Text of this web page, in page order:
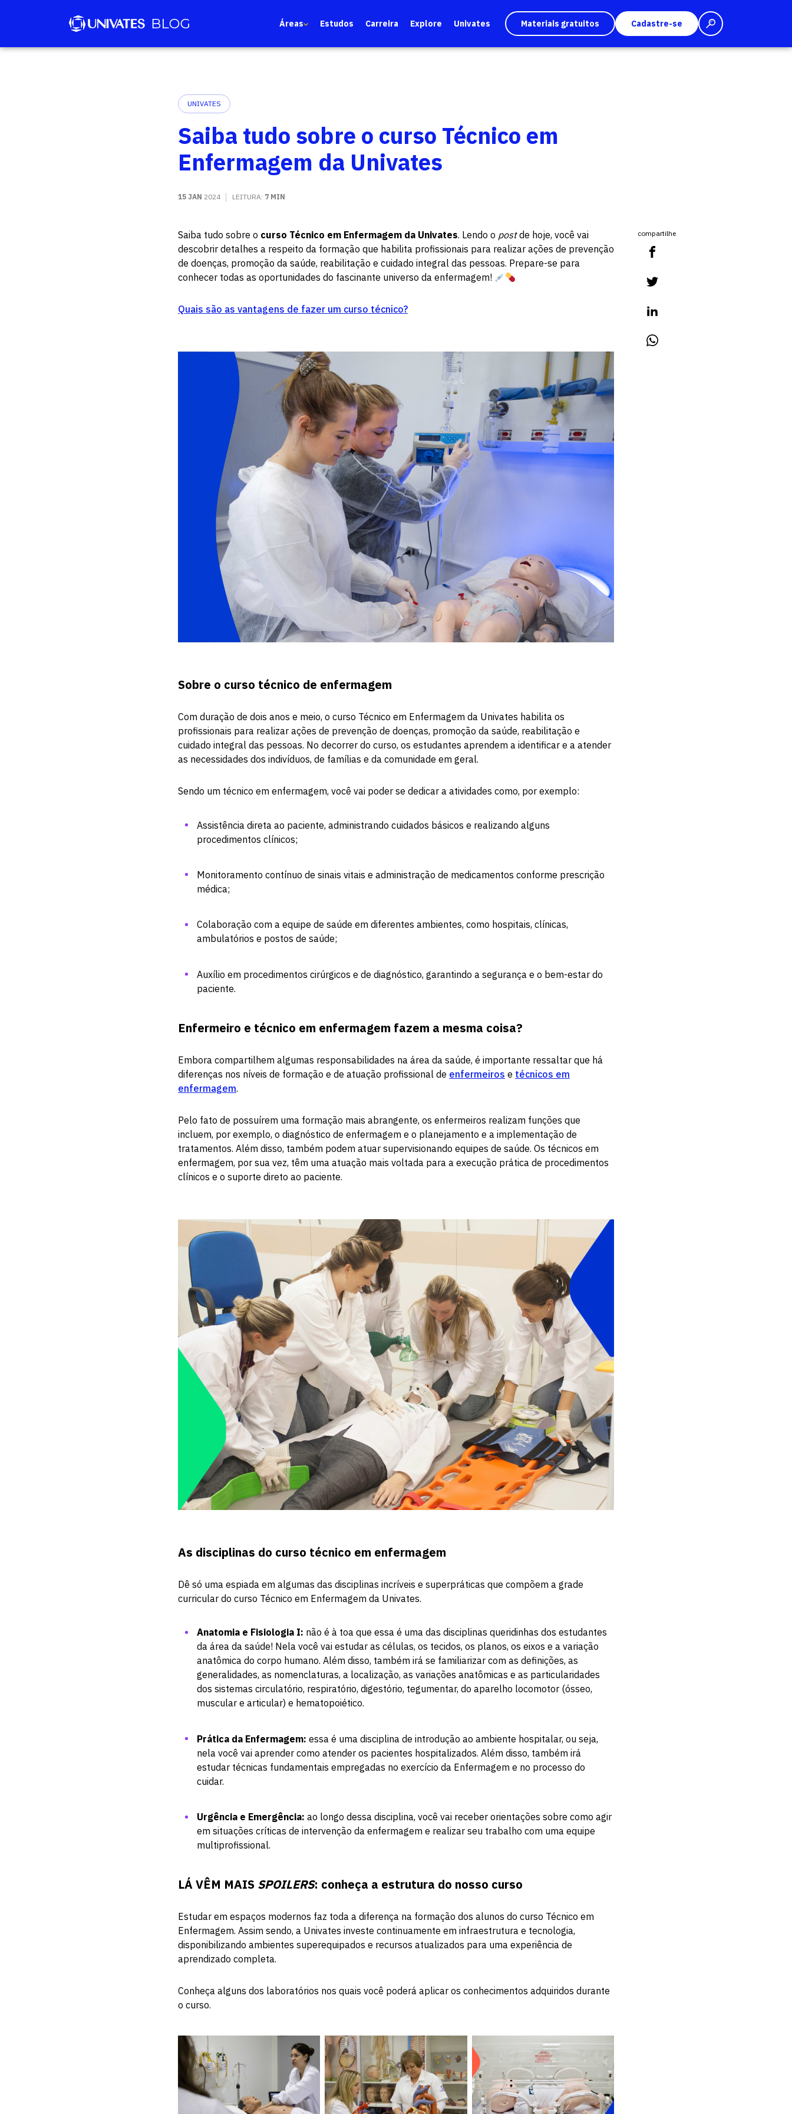
Áreas Estudos Carreira Explore Univates Materiais gratuitos Cadastre-se
UNIVATES
Saiba tudo sobre o curso Técnico em
Enfermagem da Univates
15 JAN 2024 LEITURA: 7 MIN
Saiba tudo sobre o curso Técnico em Enfermagem da Univates. Lendo o postde hoje, você vai
descobrir detalhes a respeito da formação que habilita profissionais para realizar ações de prevenção
de doenças, promoção da saúde, reabilitação e cuidado integral das pessoas. Prepare-se para
conhecer todas as oportunidades do fascinante universo da enfermagem!
Quais são as vantagens de fazer um curso técnico?
Sobre o curso técnico de enfermagem
Com duração de dois anos e meio, o curso Técnico em Enfermagem da Univates habilita os
profissionais para realizar ações de prevenção de doenças, promoção da saúde, reabilitação e
cuidado integral das pessoas. No decorrer do curso, os estudantes aprendem a identificar e a atender
as necessidades dos indivíduos, de famílias e da comunidade em geral.
Sendo um técnico em enfermagem, você vai poder se dedicar a atividades como, por exemplo:
Assistência direta ao paciente, administrando cuidados básicos e realizando alguns
procedimentos clínicos;
Monitoramento contínuo de sinais vitais e administração de medicamentos conforme prescrição
médica;
Colaboração com a equipe de saúde em diferentes ambientes, como hospitais, clínicas,
ambulatórios e postos de saúde;
Auxílio em procedimentos cirúrgicos e de diagnóstico, garantindo a segurança e o bem-estar do
paciente.
Enfermeiro e técnico em enfermagem fazem a mesma coisa?
Embora compartilhem algumas responsabilidades na área da saúde, é importante ressaltar que há
diferenças nos níveis de formação e de atuação profissional de enfermeiros e técnicos em
enfermagem.
Pelo fato de possuírem uma formação mais abrangente, os enfermeiros realizam funções que
incluem, por exemplo, o diagnóstico de enfermagem e o planejamento e a implementação de
tratamentos. Além disso, também podem atuar supervisionando equipes de saúde. Os técnicos em
enfermagem, por sua vez, têm uma atuação mais voltada para a execução prática de procedimentos
clínicos e o suporte direto ao paciente.
As disciplinas do curso técnico em enfermagem
Dê só uma espiada em algumas das disciplinas incríveis e superpráticas que compõem a grade
curricular do curso Técnico em Enfermagem da Univates.
Anatomia e Fisiologia I: não é à toa que essa é uma das disciplinas queridinhas dos estudantes
da área da saúde! Nela você vai estudar as células, os tecidos, os planos, os eixos e a variação
anatômica do corpo humano. Além disso, também irá se familiarizar com as definições, as
generalidades, as nomenclaturas, a localização, as variações anatômicas e as particularidades
dos sistemas circulatório, respiratório, digestório, tegumentar, do aparelho locomotor (ósseo,
muscular e articular) e hematopoiético.
Prática da Enfermagem: essa é uma disciplina de introdução ao ambiente hospitalar, ou seja,
nela você vai aprender como atender os pacientes hospitalizados. Além disso, também irá
estudar técnicas fundamentais empregadas no exercício da Enfermagem e no processo do
cuidar.
Urgência e Emergência: ao longo dessa disciplina, você vai receber orientações sobre como agir
em situações críticas de intervenção da enfermagem e realizar seu trabalho com uma equipe
multiprofissional.
LÁ VÊM MAIS SPOILERS: conheça a estrutura do nosso curso
Estudar em espaços modernos faz toda a diferença na formação dos alunos do curso Técnico em
Enfermagem. Assim sendo, a Univates investe continuamente em infraestrutura e tecnologia,
disponibilizando ambientes superequipados e recursos atualizados para uma experiência de
aprendizado completa.
Conheça alguns dos laboratórios nos quais você poderá aplicar os conhecimentos adquiridos durante
o curso.
compartilhe